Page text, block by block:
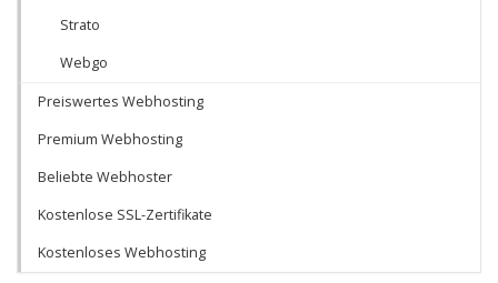
Strato
Webgo
Preiswertes Webhosting
Premium Webhosting
Beliebte Webhoster
Kostenlose SSL-Zertifikate
Kostenloses Webhosting